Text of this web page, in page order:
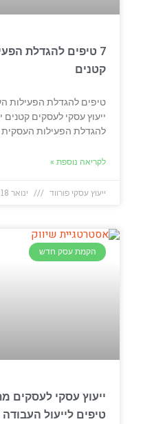
7 טיפים להגדלת
קטנים
טיפים להגדלת הפעילות
ייעוץ עסקי לעסקים קטנים
להגדלת הפעילות העסקית
לקריאה נוספת »
ייעוץ עסקי פורווד ינואר 18, 2022
הקמת עסק חדש
ייעוץ עסקי לעסקים
טיפים לייעול העבודה